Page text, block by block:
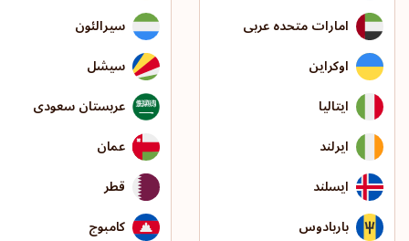
امارات متحده عربی
اوکراین
ایتالیا
ایرلند
ایسلند
باربادوس
سیرالئون
سیشل
عربستان سعودی
عمان
قطر
کامبوج